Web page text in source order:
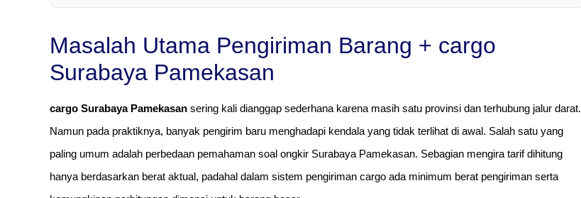
Masalah Utama Pengiriman Barang + cargo
Surabaya Pamekasan
cargo Surabaya Pamekasan sering kali dianggap sederhana karena masih satu provinsi dan terhubung jalur darat.
Namun pada praktiknya, banyak pengirim baru menghadapi kendala yang tidak terlihat di awal. Salah satu yang
paling umum adalah perbedaan pemahaman soal ongkir Surabaya Pamekasan. Sebagian mengira tarif dihitung
hanya berdasarkan berat aktual, padahal dalam sistem pengiriman cargo ada minimum berat pengiriman serta